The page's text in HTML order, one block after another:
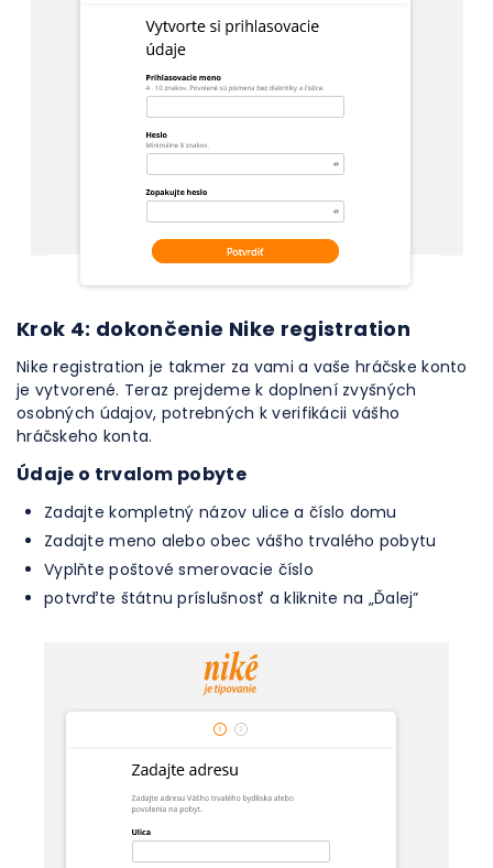
Krok 4: dokončenie Nike registration
Nike registration je takmer za vami a vaše hráčske konto
je vytvorené. Teraz prejdeme k doplnení zvyšných
osobných údajov, potrebných k verifikácii vášho
hráčskeho konta.
Údaje o trvalom pobyte
Zadajte kompletný názov ulice a číslo domu
Zadajte meno alebo obec vášho trvalého pobytu
Vyplňte poštové smerovacie číslo
potvrďte štátnu príslušnosť a kliknite na „Ďalej”